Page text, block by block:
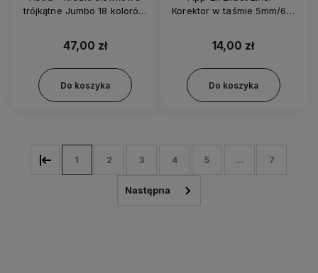
trójkątne Jumbo 18 kolorów
47,00 zł
Do koszyka
Korektor w taśmie 5mm/6m
14,00 zł
Do koszyka
1 2 3 4 5 ... 7